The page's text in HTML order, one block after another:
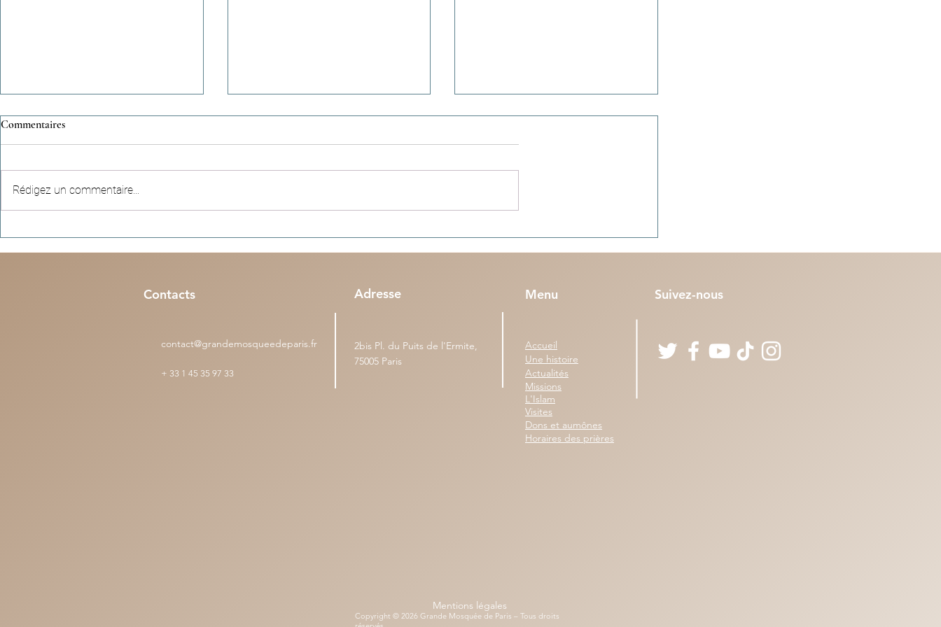
Commentaires
Rédigez un commentaire...
Contacts Adresse Menu Suivez-nous
contact@grandemosqueedeparis.fr
+ 33 1 45 35 97 33
2bis Pl. du Puits de l'Ermite,
75005 Paris
Accueil
Une histoire
Actualités
Missions
L'Islam
Visites
Dons et aumônes
Horaires des prières
Mentions légales
Copyright © 2026 Grande Mosquée de Paris – Tous droits